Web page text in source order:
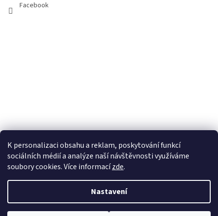
K personalizaci obsahu a reklam, poskytování funkcí
sociálních médií a analýze naší návštěvnosti využíváme
soubory cookies. Více informacízde.
Nastavení
Facebook